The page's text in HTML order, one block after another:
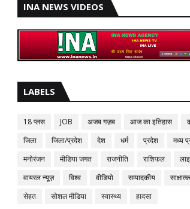
INA NEWS VIDEOS
LABELS
18 प्लस JOB अजब गज़ब आज का इतिहास
जिला
जिला/प्रदेश देश धर्म प्रदेश
मध्य
मनोरंजन
मीडिया जगत राजनीति राशिफल
वायरल न्यूज़
विश्व वीडियो सम्पादकीय
सेहत
सोशल मीडिया स्वास्थ्य हादसा